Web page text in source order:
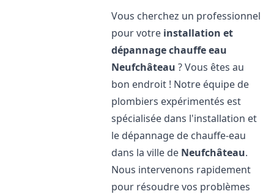
Vous cherchez un professionnel
pour votre installation et
dépannage chauffe eau
Neufchâteau ? Vous êtes au
bon endroit ! Notre équipe de
plombiers expérimentés est
spécialisée dans l'installation et
le dépannage de chauffe-eau
dans la ville de Neufchâteau.
Nous intervenons rapidement
pour résoudre vos problèmes